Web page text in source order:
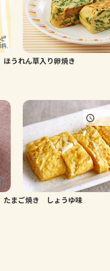
ほうれん草入り卵焼き
たまご焼き しょうゆ味